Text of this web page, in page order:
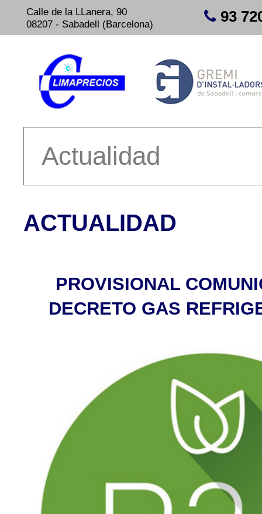
Calle de la LLanera, 90
08207 - Sabadell (Barcelona)
93
Actualidad
ACTUALIDAD
PROVISIONAL
DECRETO GAS